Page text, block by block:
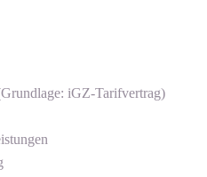
iGZ-Tarifvertrag)